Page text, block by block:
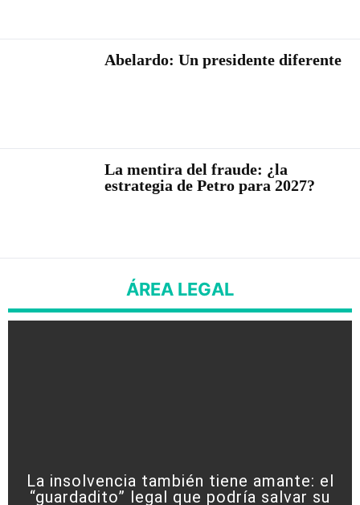
Abelardo: Un presidente diferente
La mentira del fraude: ¿la
estrategia de Petro para 2027?
ÁREA LEGAL
La insolvencia también tiene amante: el
“guardadito” legal que podría salvar su